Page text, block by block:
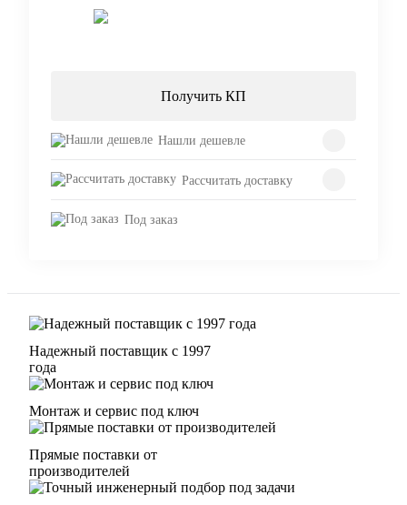
Получить КП
Нашли дешевле
Рассчитать доставку
Под заказ
Надежный поставщик с 1997
года
Монтаж и сервис под ключ
Прямые поставки от
производителей